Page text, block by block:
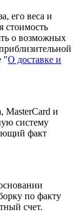
его веса и
стоимость
о возможных
"О доставке и
MasterCard и
систему
факт
по факту
счет.